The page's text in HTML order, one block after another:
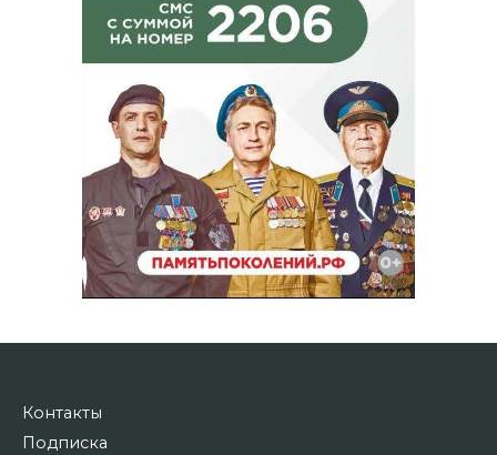
Контакты
Подписка